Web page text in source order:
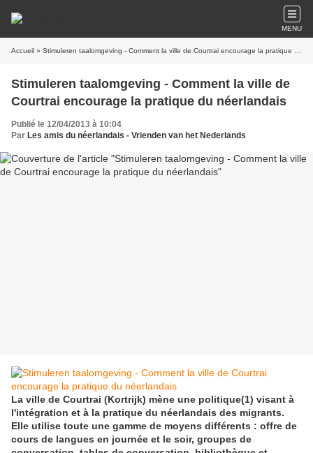
MENU
Accueil » Stimuleren taalomgeving - Comment la ville de Courtrai encourage la pratique du néerlandais
Stimuleren taalomgeving - Comment la ville de
Courtrai encourage la pratique du néerlandais
Publié le 12/04/2013 à 10:04
Par Les amis du néerlandais - Vrienden van het Nederlands
La ville de Courtrai (Kortrijk) mène une politique(1) visant à
l'intégration et à la pratique du néerlandais des migrants.
Elle utilise toute une gamme de moyens différents : offre de
cours de langues en journée et le soir, groupes de